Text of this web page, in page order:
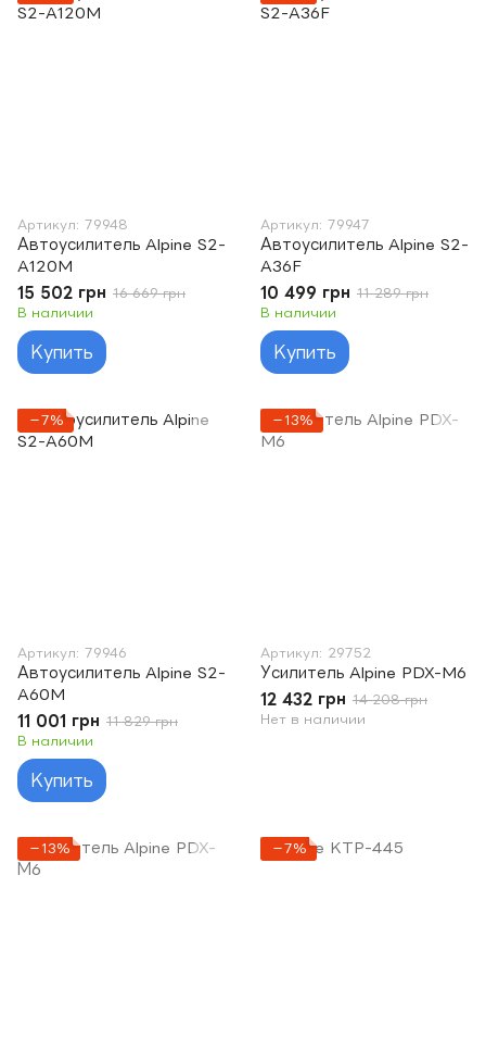
Артикул: 79948
Автоусилитель Alpine S2-
A120M
15 502 грн 16 669 грн
В наличии
Купить
Артикул: 79947
Автоусилитель Alpine S2-
A36F
10 499 грн 11 289 грн
В наличии
Купить
−7%
Артикул: 79946
Автоусилитель Alpine S2-
A60M
11 001 грн 11 829 грн
В наличии
Купить
−13%
Артикул: 29752
Усилитель Alpine PDX-M6
12 432 грн 14 208 грн
Нет в наличии
−13% −7%